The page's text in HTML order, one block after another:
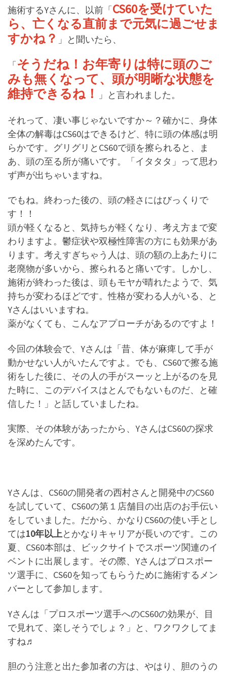
施術するYさんに、以前「CS60を受けていた
ら、亡くなる直前まで元気に過ごせま
すかね？ 」と聞いたら、
「そうだね！お年寄りは特に頭のご
みも無くなって、頭が明晰な状態を
維持できるね！
」と言われました。
それって、凄い事じゃないですか～？確かに、身体
全体の解毒はCS60はできるけど、特に頭の体感は明
らかです。グリグリとCS60で頭を擦られると、ま
あ、頭の至る所が痛いです。「イタタタ」って思わ
ず声が出ちゃいますね。
でもね。終わった後の、頭の軽さにはびっくりで
す！！
頭が軽くなると、気持ちが軽くなり、考え方まで変
わりますよ。鬱症状や双極性障害の方にも効果があ
ります。考えすぎちゃう人は、頭の額の上あたりに
老廃物が多いから、擦られると痛いです。しかし、
施術が終わった後は、頭もモヤが晴れたようで、気
持ちが変わるほどです。性格が変わる人がいる、と
Yさんはいいますね。
薬がなくても、こんなアプローチがあるのですよ！
今回の体験会で、Yさんは「昔、体が麻痺して手が
動かせない人がいたんですよ。でも、CS60で擦る施
術をした後に、その人の手がスーッと上がるのを見
た時に、このデバイスはとんでもないものだ、と確
信した！」と話していましたね。
実際、その体験があったから、YさんはCS60の探求
を深めたんです。
Yさんは、CS60の開発者の西村さんと開発中のCS60
を試していて、CS60の第１店舗目の出店のお手伝い
をしていました。だから、かなりCS60の使い手とし
ては10年以上とかなりキャリアが長いのです。この
夏、CS60本部は、ビックサイトでスポーツ関連のイ
ベントに出展します。その際、Yさんはプロスポー
ツ選手に、CS60を知ってもらうために施術するメン
バーとして参加します。
Yさんは「プロスポーツ選手へのCS60の効果が、目
で見れて、楽しそうでしょ？」と、ワクワクしてま
すね♬
胆のう注意と出た参加者の方は、やはり、胆のうの